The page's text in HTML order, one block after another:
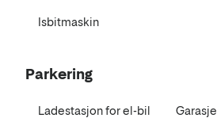
Isbitmaskin
Parkering
Ladestasjon for el-bil Garasje